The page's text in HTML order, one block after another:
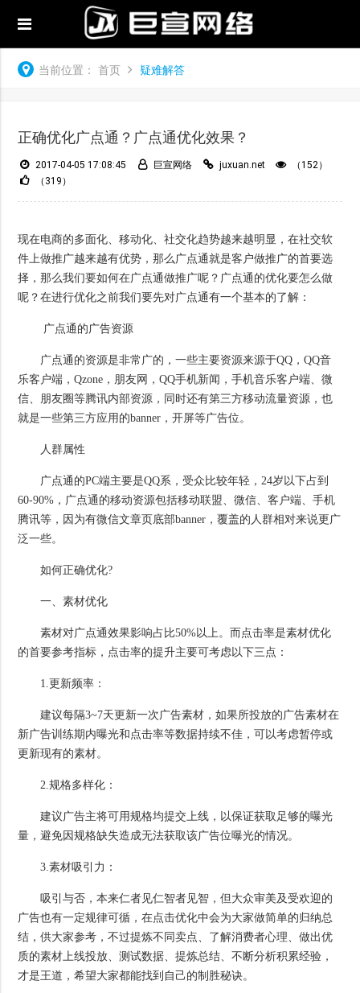
当前位置： 首页 疑难解答
正确优化广点通？广点通优化效果？
2017-04-05 17:08:45 巨宣网络 juxuan.net
（152）
（319）
现在电商的多面化、移动化、社交化趋势越来越明显，在社交软
件上做推广越来越有优势，那么广点通就是客户做推广的首要选
择，那么我们要如何在广点通做推广呢？广点通的优化要怎么做
呢？在进行优化之前我们要先对广点通有一个基本的了解：
广点通的广告资源
广点通的资源是非常广的，一些主要资源来源于QQ，QQ音
乐客户端，Qzone，朋友网，QQ手机新闻，手机音乐客户端、微
信、朋友圈等腾讯内部资源，同时还有第三方移动流量资源，也
就是一些第三方应用的banner，开屏等广告位。
人群属性
广点通的PC端主要是QQ系，受众比较年轻，24岁以下占到
60-90%，广点通的移动资源包括移动联盟、微信、客户端、手机
腾讯等，因为有微信文章页底部banner，覆盖的人群相对来说更广
泛一些。
如何正确优化?
一、素材优化
素材对广点通效果影响占比50%以上。而点击率是素材优化
的首要参考指标，点击率的提升主要可考虑以下三点：
1.更新频率：
建议每隔3~7天更新一次广告素材，如果所投放的广告素材在
新广告训练期内曝光和点击率等数据持续不佳，可以考虑暂停或
更新现有的素材。
2.规格多样化：
建议广告主将可用规格均提交上线，以保证获取足够的曝光
量，避免因规格缺失造成无法获取该广告位曝光的情况。
3.素材吸引力：
吸引与否，本来仁者见仁智者见智，但大众审美及受欢迎的
广告也有一定规律可循，在点击优化中会为大家做简单的归纳总
结，供大家参考，不过提炼不同卖点、了解消费者心理、做出优
质的素材上线投放、测试数据、提炼总结、不断分析积累经验，
才是王道，希望大家都能找到自己的制胜秘诀。